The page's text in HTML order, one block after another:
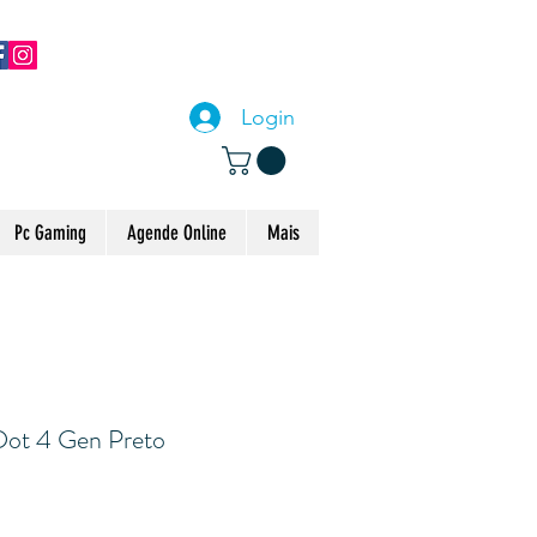
Login
Pc Gaming Agende Online Mais
4 Gen Preto